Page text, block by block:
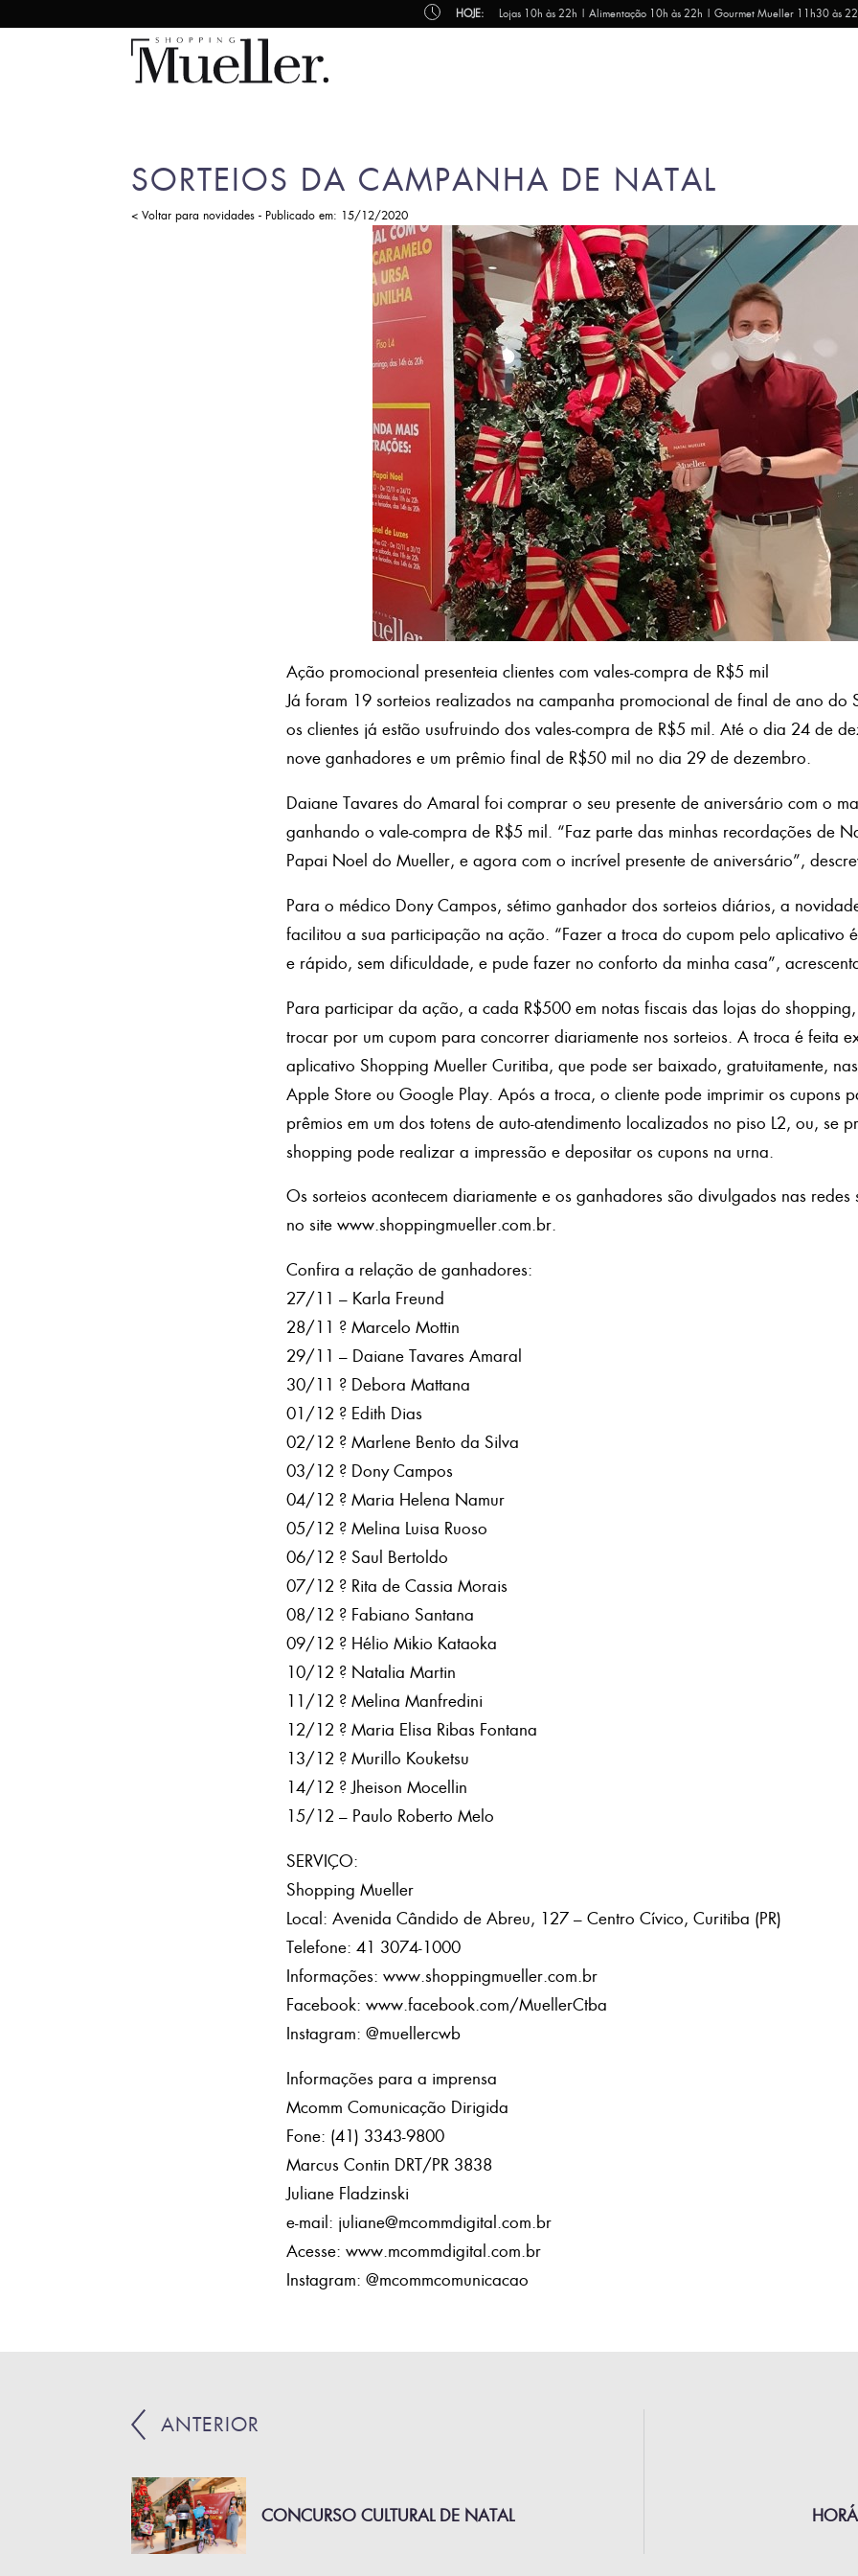
HOJE: Lojas 10h às 22h | Alimentação 10h às 22h | Gourmet Mueller 11h30 às
SORTEIOS DA CAMPANHA DE NATAL
< Voltar para novidades - Publicado em: 15/12/2020
Ação promocional presenteia clientes com vales-compra de R$5 mil
Já foram 19 sorteios realizados na campanha promocional de final de ano do
os clientes já estão usufruindo dos vales-compra de R$5 mil. Até o dia 24 de
nove ganhadores e um prêmio final de R$50 mil no dia 29 de dezembro.
Daiane Tavares do Amaral foi comprar o seu presente de aniversário com o
ganhando o vale-compra de R$5 mil. “Faz parte das minhas recordações de
Papai Noel do Mueller, e agora com o incrível presente de aniversário”,
Para o médico Dony Campos, sétimo ganhador dos sorteios diários, a
facilitou a sua participação na ação. “Fazer a troca do cupom pelo aplicativo
e rápido, sem dificuldade, e pude fazer no conforto da minha casa”,
Para participar da ação, a cada R$500 em notas fiscais das lojas do
trocar por um cupom para concorrer diariamente nos sorteios. A troca é feita
aplicativo Shopping Mueller Curitiba, que pode ser baixado, gratuitamente,
Apple Store ou Google Play. Após a troca, o cliente pode imprimir os cupons
prêmios em um dos totens de auto-atendimento localizados no piso L2, ou, se
shopping pode realizar a impressão e depositar os cupons na urna.
Os sorteios acontecem diariamente e os ganhadores são divulgados nas
no site www.shoppingmueller.com.br.
Confira a relação de ganhadores:
27/11 – Karla Freund
28/11 ? Marcelo Mottin
29/11 – Daiane Tavares Amaral
30/11 ? Debora Mattana
01/12 ? Edith Dias
02/12 ? Marlene Bento da Silva
03/12 ? Dony Campos
04/12 ? Maria Helena Namur
05/12 ? Melina Luisa Ruoso
06/12 ? Saul Bertoldo
07/12 ? Rita de Cassia Morais
08/12 ? Fabiano Santana
09/12 ? Hélio Mikio Kataoka
10/12 ? Natalia Martin
11/12 ? Melina Manfredini
12/12 ? Maria Elisa Ribas Fontana
13/12 ? Murillo Kouketsu
14/12 ? Jheison Mocellin
15/12 – Paulo Roberto Melo
SERVIÇO:
Shopping Mueller
Local: Avenida Cândido de Abreu, 127 – Centro Cívico, Curitiba (PR)
Telefone: 41 3074-1000
Informações: www.shoppingmueller.com.br
Facebook: www.facebook.com/MuellerCtba
Instagram: @muellercwb
Informações para a imprensa
Mcomm Comunicação Dirigida
Fone: (41) 3343-9800
Marcus Contin DRT/PR 3838
Juliane Fladzinski
e-mail: juliane@mcommdigital.com.br
Acesse: www.mcommdigital.com.br
Instagram: @mcommcomunicacao
ANTERIOR
CONCURSO CULTURAL DE NATAL